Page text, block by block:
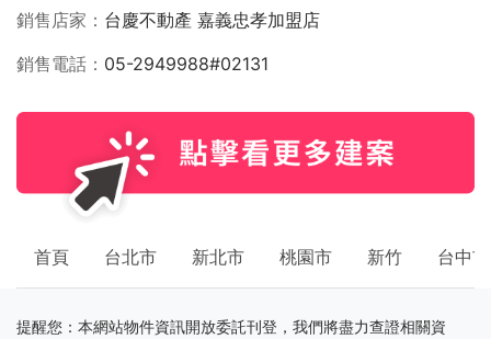
銷售店家
台慶不動產 嘉義忠孝加盟店
銷售電話
05-2949988#02131
首頁 台北市 新北市 桃園市 新竹 台中市
提醒您：本網站物件資訊開放委託刊登，我們將盡力查證相關資